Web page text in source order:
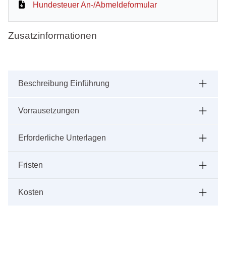
Hundesteuer An-/Abmeldeformular
Zusatzinformationen
Beschreibung Einführung
Vorrausetzungen
Erforderliche Unterlagen
Fristen
Kosten